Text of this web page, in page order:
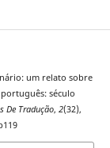
um relato sobre
século
De Tradução, 2(32),